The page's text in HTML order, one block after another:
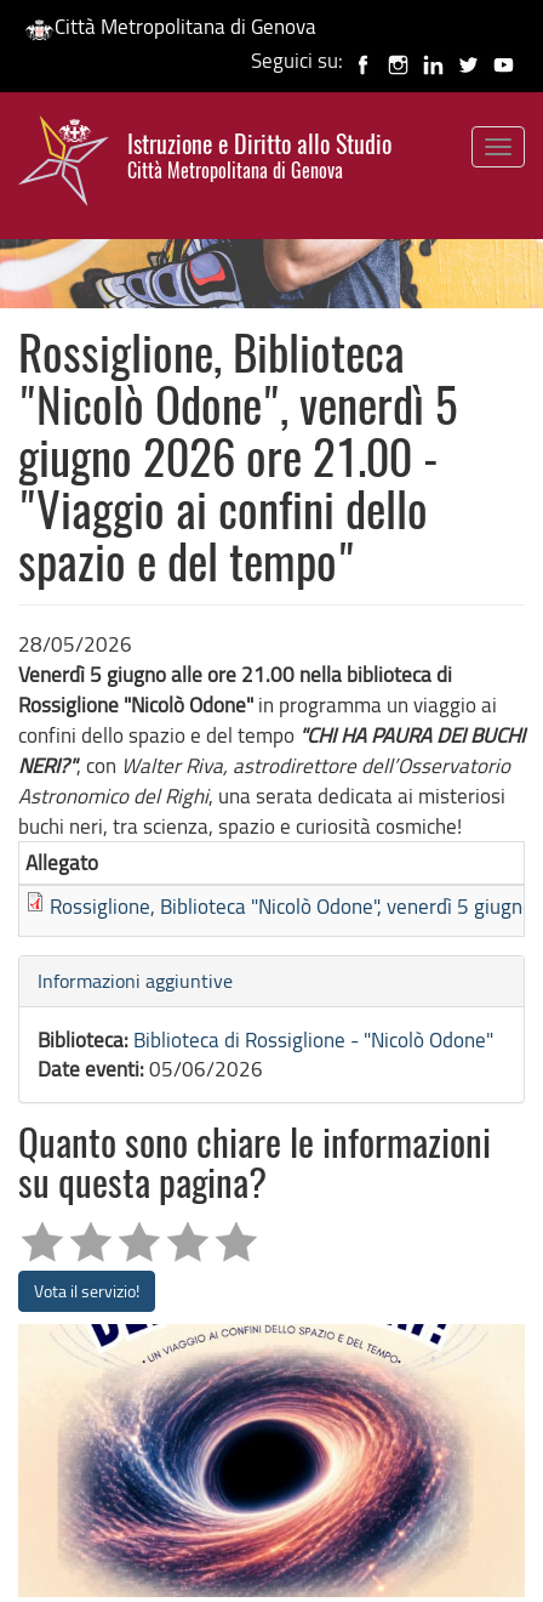
Salta
contenuto
principale
Città Metropolitana di Genova
Seguici su:
Istruzione e Diritto allo Studio
Città Metropolitana di Genova
HP banner
Rossiglione, Biblioteca
"Nicolò Odone", venerdì 5
giugno 2026 ore 21.00 -
"Viaggio ai confini dello
spazio e del tempo"
28/05/2026
Venerdì 5 giugno alle ore 21.00 nella biblioteca di
Rossiglione "Nicolò Odone" in programma un viaggio ai
confini dello spazio e del tempo "CHI HA PAURA DEI BUCHI
NERI?", con Walter Riva, astrodirettore dell’Osservatorio
Astronomico del Righi, una serata dedicata ai misteriosi
buchi neri, tra scienza, spazio e curiosità cosmiche!
Allegato
Rossiglione, Biblioteca "Nicolò Odone", venerdì 5
Nascondi
Informazioni aggiuntive
Biblioteca: Biblioteca di Rossiglione - "Nicolò Odone"
Date eventi:05/06/2026
Quanto sono chiare le informazioni
su questa pagina?
Vota il servizio!